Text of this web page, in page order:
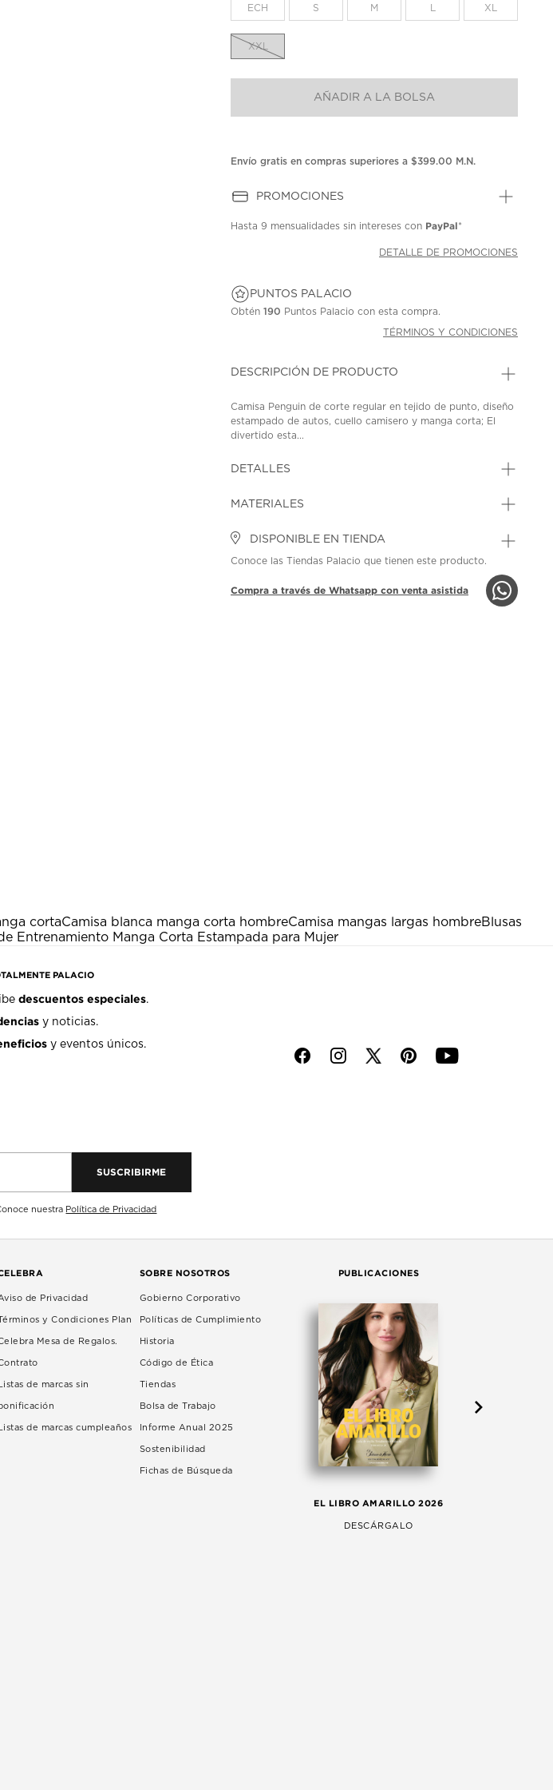
misma
ECH S M XL
XXL
AÑADIR A LA BOLSA
Envío gratis en compras superiores a $399.00 M.N.
PROMOCIONES
Hasta9 mensualidades sin intereses con PayPal*
DETALLE DE PROMOCIONES
PUNTOS PALACIO
Obtén190 Puntos Palacio con esta compra.
TÉRMINOS Y CONDICIONES
DESCRIPCIÓN DE PRODUCTO
Camisa Penguin de corte regular en tejido de punto, diseño
estampado de autos, cuello camisero y manga corta; El
divertido esta...
DETALLES
MATERIALES
DISPONIBLE EN TIENDA
Conoce las Tiendas Palacio que tienen este producto.
Compra a través de Whatsapp con venta asistida
cortaCamisa blanca manga corta hombreCamisa mangas largas hombreBlusas
Entrenamiento Manga Corta Estampada para Mujer
PALACIO
descuentos especiales.
y noticias.
y eventos únicos.
SUSCRIBIRME
nuestra Política de Privacidad
f i p y
de Privacidad
y Condiciones Plan
Mesa de Regalos.
Listas de marcas sin
Listas de marcas cumpleaños
SOBRE NOSOTROS
Gobierno Corporativo
Políticas de Cumplimiento
Historia
Código de Ética
Tiendas
Bolsa de Trabajo
Informe Anual 2025
Sostenibilidad
Fichas de Búsqueda
PUBLICACIONES
EL LIBRO AMARILLO 2026
DESCÁRGALO